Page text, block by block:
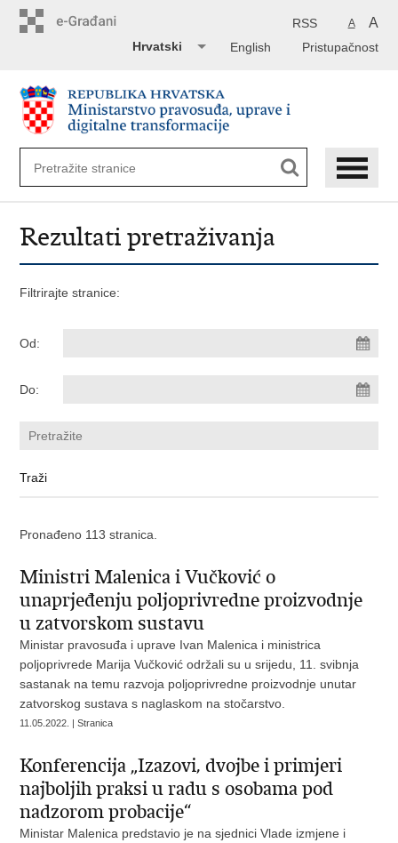
A A
RSS
Pristupačnost
English
Hrvatski
Rezultati pretraživanja
Filtrirajte stranice:
Od:
Do:
Pronađeno 113 stranica.
Ministri Malenica i Vučković o
unaprjeđenju poljoprivredne proizvodnje
u zatvorskom sustavu
Ministar pravosuđa i uprave Ivan Malenica i ministrica
poljoprivrede Marija Vučković održali su u srijedu, 11. svibnja
sastanak na temu razvoja poljoprivredne proizvodnje unutar
zatvorskog sustava s naglaskom na stočarstvo.
11.05.2022. | Stranica
Konferencija „Izazovi, dvojbe i primjeri
najboljih praksi u radu s osobama pod
nadzorom probacije“
Ministar Malenica predstavio je na sjednici Vlade izmjene i